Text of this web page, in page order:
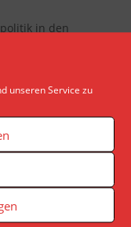
unseren Service zu
in den
die wichtigsten